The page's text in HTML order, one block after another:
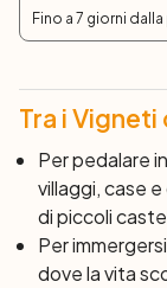
Fino a 7 giorni
Tra i Vigneti
Per pedalare
villaggi, case
di piccoli
Per
dove la vita